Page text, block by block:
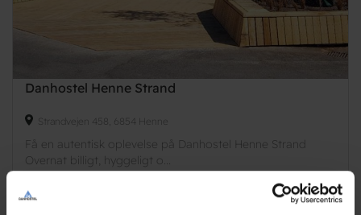
Danhostel Henne Strand
Strandvejen 458, 6854 Henne
Få en autentisk oplevelse på Danhostel Henne Strand
Overnat billigt, hyggeligt o...